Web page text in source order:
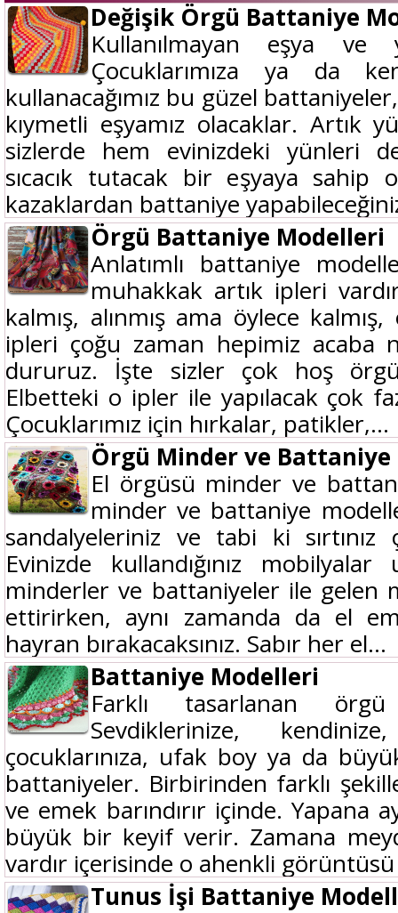
Değişik Örgü Battaniye
Kullanılmayan eşya ve
Çocuklarımıza ya da
kullanacağımız bu güzel
kıymetli eşyamız olacaklar. Artık
sizlerde hem evinizdeki yünleri
sıcacık tutacak bir eşyaya sahip
kazaklardan battaniye
Örgü Battaniye Modelleri
Anlatımlı battaniye
muhakkak artık ipleri
kalmış, alınmış ama öylece
ipleri çoğu zaman hepimiz acaba
dururuz. İşte sizler çok hoş
Elbetteki o ipler ile yapılacak çok
Çocuklarımız için hırkalar, patikler,...
Örgü Minder ve
El örgüsü minder ve
minder ve battaniye
sandalyeleriniz ve tabi ki
Evinizde kullandığınız
minderler ve battaniyeler ile gelen
ettirirken, aynı zamanda da el
hayran bırakacaksınız. Sabır her el...
Battaniye Modelleri
Farklı tasarlanan
Sevdiklerinize,
çocuklarınıza, ufak boy ya da
battaniyeler. Birbirinden farklı
ve emek barındırır içinde. Yapana
büyük bir keyif verir. Zamana
vardır içerisinde o ahenkli görüntüsü
Tunus İşi Battaniye